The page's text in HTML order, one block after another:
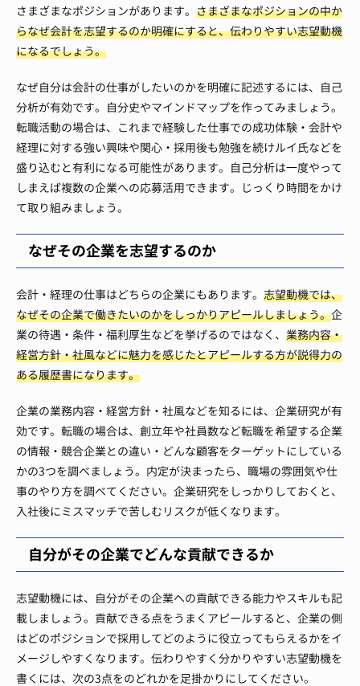
さまざまなポジションがあります。 さまざまなポジションの中か
らなぜ会計を志望するのか明確にすると、伝わりやすい志望動機
になるでしょう。
なぜ自分は会計の仕事がしたいのかを明確に記述するには、自己
分析が有効です。自分史やマインドマップを作ってみましょう。
転職活動の場合は、これまで経験した仕事での成功体験・会計や
経理に対する強い興味や関心・採用後も勉強を続けルイ氏などを
盛り込むと有利になる可能性があります。自己分析は一度やって
しまえば複数の企業への応募活用できます。じっくり時間をかけ
て取り組みましょう。
なぜその企業を志望するのか
会計・経理の仕事はどちらの企業にもあります。 志望動機では、
なぜその企業で働きたいのかをしっかりアピールしましょう。企
業の待遇・条件・福利厚生などを挙げるのではなく、 業務内容・
経営方針・社風などに魅力を感じたとアピールする方が説得力の
ある履歴書になります。
企業の業務内容・経営方針・社風などを知るには、企業研究が有
効です。転職の場合は、創立年や社員数など転職を希望する企業
の情報・競合企業との違い・どんな顧客をターゲットにしている
かの3つを調べましょう。内定が決まったら、職場の雰囲気や仕
事のやり方を調べてください。企業研究をしっかりしておくと、
入社後にミスマッチで苦しむリスクが低くなります。
自分がその企業でどんな貢献できるか
志望動機には、自分がその企業への貢献できる能力やスキルも記
載しましょう。貢献できる点をうまくアピールすると、企業の側
はどのポジションで採用してどのように役立ってもらえるかをイ
メージしやすくなります。伝わりやすく分かりやすい志望動機を
書くには、次の3点をのどれかを足掛かりにしてください。